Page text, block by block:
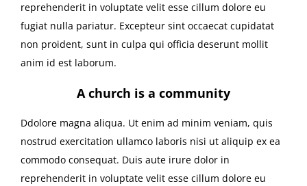
reprehenderit in voluptate velit esse cillum dolore eu
fugiat nulla pariatur. Excepteur sint occaecat cupidatat
non proident, sunt in culpa qui officia deserunt mollit
anim id est laborum.
A church is a community
Ddolore magna aliqua. Ut enim ad minim veniam, quis
nostrud exercitation ullamco laboris nisi ut aliquip ex ea
commodo consequat. Duis aute irure dolor in
reprehenderit in voluptate velit esse cillum dolore eu